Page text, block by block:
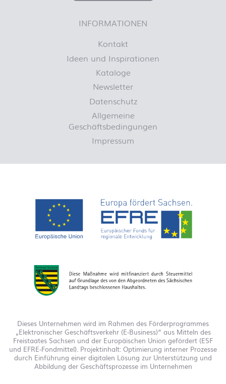
INFORMATIONEN
Kontakt
Ideen und Inspirationen
Kataloge
Newsletter
Datenschutz
Allgemeine
Geschäftsbedingungen
Impressum
Dieses Unternehmen wird im Rahmen des Förderprogrammes
„Elektronischer Geschäftsverkehr (E-Business)“ aus Mitteln des
Freistaates Sachsen und der Europäischen Union gefördert (ESF
und EFRE-Fondmittel). Projektinhalt: Optimierung interner Prozesse
durch Einführung einer digitalen Lösung zur Unterstützung und
Abbildung der Geschäftsprozesse im Unternehmen